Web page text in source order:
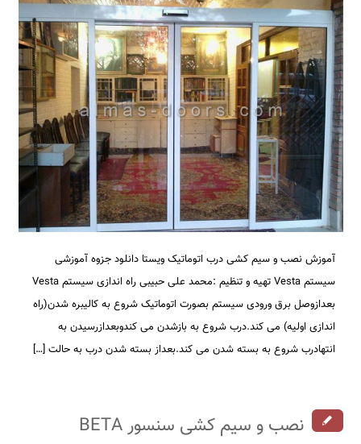
آموزش نصب و سیم کشی درب اتوماتیک ویستا دانلود جزوه آموزشی
سیستم Vesta تهیه و تنظیم :محمد علی حبیبی راه اندازی سیستم Vesta
بعدازوصل برق ورودی سیستم بصورت اتوماتیک شروع به کالیبره شدن(راه
اندازی اولیه) می کند.درب شروع به بازشدن می کندوبعدازرسیدن به
انتهادرب شروع به بسته شدن می کند.بعداز بسته شدن درب به حالت […]
نصب و سیم کشی سنسور BETA